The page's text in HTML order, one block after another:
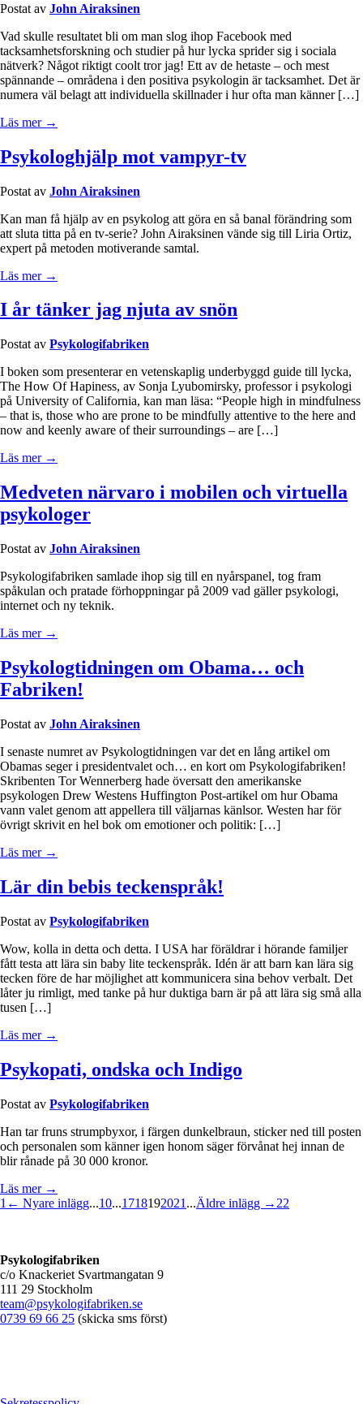
Postat av John Airaksinen
Vad skulle resultatet bli om man slog ihop Facebook med
tacksamhetsforskning och studier på hur lycka sprider sig i sociala
nätverk? Något riktigt coolt tror jag! Ett av de hetaste – och mest
spännande – områdena i den positiva psykologin är tacksamhet. Det är
numera väl belagt att individuella skillnader i hur ofta man känner […]
Läs mer →
Psykologhjälp mot vampyr-tv
Postat av John Airaksinen
Kan man få hjälp av en psykolog att göra en så banal förändring som
att sluta titta på en tv-serie? John Airaksinen vände sig till Liria Ortiz,
expert på metoden motiverande samtal.
Läs mer →
I år tänker jag njuta av snön
Postat av Psykologifabriken
I boken som presenterar en vetenskaplig underbyggd guide till lycka,
The How Of Hapiness, av Sonja Lyubomirsky, professor i psykologi
på University of California, kan man läsa: “People high in mindfulness
– that is, those who are prone to be mindfully attentive to the here and
now and keenly aware of their surroundings – are […]
Läs mer →
Medveten närvaro i mobilen och virtuella
psykologer
Postat av John Airaksinen
Psykologifabriken samlade ihop sig till en nyårspanel, tog fram
spåkulan och pratade förhoppningar på 2009 vad gäller psykologi,
internet och ny teknik.
Läs mer →
Psykologtidningen om Obama… och
Fabriken!
Postat av John Airaksinen
I senaste numret av Psykologtidningen var det en lång artikel om
Obamas seger i presidentvalet och… en kort om Psykologifabriken!
Skribenten Tor Wennerberg hade översatt den amerikanske
psykologen Drew Westens Huffington Post-artikel om hur Obama
vann valet genom att appellera till väljarnas känlsor. Westen har för
övrigt skrivit en hel bok om emotioner och politik: […]
Läs mer →
Lär din bebis teckenspråk!
Postat av Psykologifabriken
Wow, kolla in detta och detta. I USA har föräldrar i hörande familjer
fått testa att lära sin baby lite teckenspråk. Idén är att barn kan lära sig
tecken före de har möjlighet att kommunicera sina behov verbalt. Det
låter ju rimligt, med tanke på hur duktiga barn är på att lära sig små alla
tusen […]
Läs mer →
Psykopati, ondska och Indigo
Postat av Psykologifabriken
Han tar fruns strumpbyxor, i färgen dunkelbraun, sticker ned till posten
och personalen som känner igen honom säger förvånat hej innan de
blir rånade på 30 000 kronor.
Läs mer →
1 ← Nyare inlägg...10...1718192021 ...Äldre inlägg → 22
Psykologifabriken
c/o Knackeriet Svartmangatan 9
111 29 Stockholm
team@psykologifabriken.se
0739 69 66 25 (skicka sms först)